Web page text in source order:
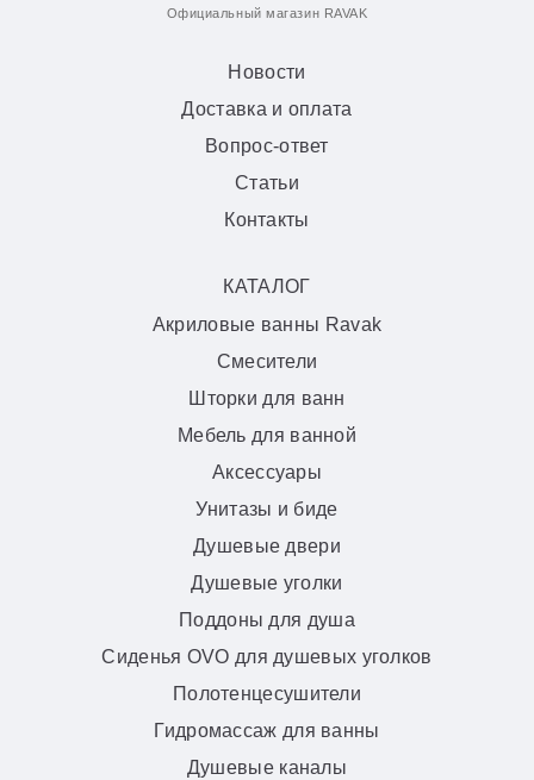
Официальный магазин RAVAK
Новости
Доставка и оплата
Вопрос-ответ
Статьи
Контакты
КАТАЛОГ
Акриловые ванны Ravak
Смесители
Шторки для ванн
Мебель для ванной
Аксессуары
Унитазы и биде
Душевые двери
Душевые уголки
Поддоны для душа
Сиденья OVO для душевых уголков
Полотенцесушители
Гидромассаж для ванны
Душевые каналы